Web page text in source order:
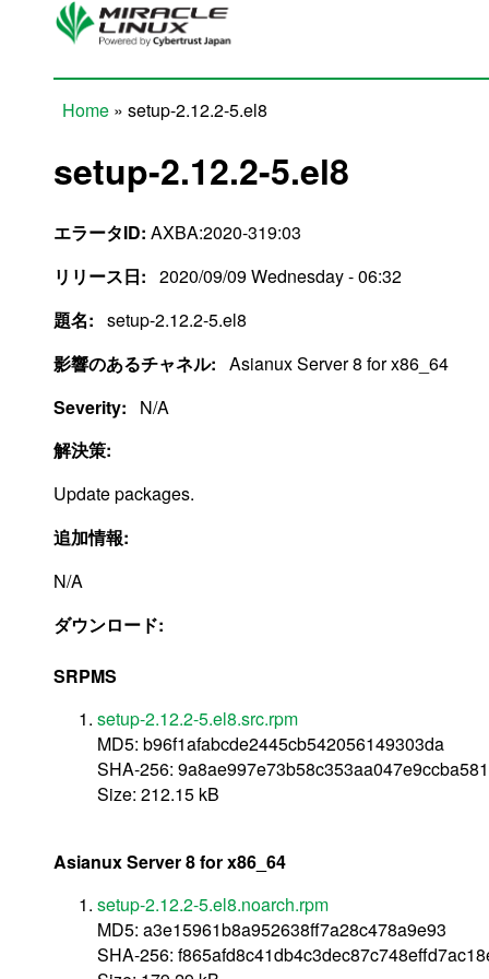
Skip to main content
Home » setup-2.12.2-5.el8
setup-2.12.2-5.el8
エラータID: AXBA:2020-319:03
リリース日: 2020/09/09 Wednesday - 06:32
題名: setup-2.12.2-5.el8
影響のあるチャネル: Asianux Server 8 for x86_64
Severity:
N/A
解決策:
Update packages.
追加情報:
N/A
ダウンロード:
SRPMS
setup-2.12.2-5.el8.src.rpm
MD5: b96f1afabcde2445cb542056149303da
SHA-256:
Size: 212.15 kB
Asianux Server 8 for x86_64
setup-2.12.2-5.el8.noarch.rpm
MD5: a3e15961b8a952638ff7a28c478a9e93
SHA-256: